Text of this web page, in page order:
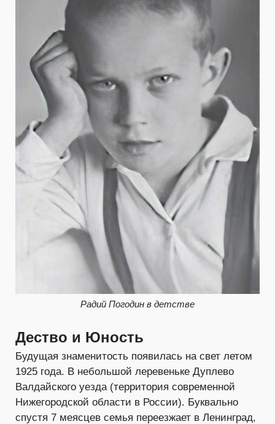
Радий Погодин в детстве
Дество и Юность
Будущая знаменитость появилась на свет летом
1925 года. В небольшой леревеньке Дуплево
Валдайского уезда (территория современной
Нижегородской области в России). Буквально
спустя 7 меясцев семья переезжает в Ленинград,